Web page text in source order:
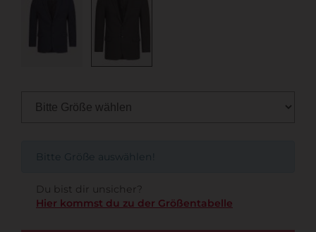
Bitte Größe auswählen!
Du bist dir unsicher?
Hier kommst du zu der Größentabelle